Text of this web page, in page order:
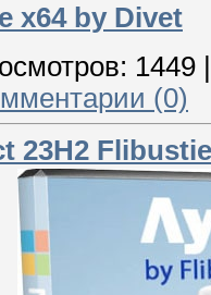
x64 by Divet
1449
(0)
23H2